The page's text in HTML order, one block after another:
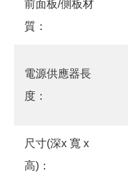
前面板/側板材
質：
電源供應器長
度：
尺寸(深x 寬 x
高)：